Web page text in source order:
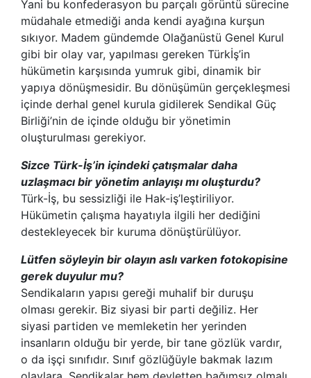
Yani bu konfederasyon bu parçalı görüntü sürecine
müdahale etmediği anda kendi ayağına kurşun
sıkıyor. Madem gündemde Olağanüstü Genel Kurul
gibi bir olay var, yapılması gereken Türkİş’in
hükümetin karşısında yumruk gibi, dinamik bir
yapıya dönüşmesidir. Bu dönüşümün gerçekleşmesi
içinde derhal genel kurula gidilerek Sendikal Güç
Birliği’nin de içinde olduğu bir yönetimin
oluşturulması gerekiyor.
Sizce Türk-İş’in içindeki çatışmalar daha
uzlaşmacı bir yönetim anlayışı mı oluşturdu?
Türk-İş, bu sessizliği ile Hak-iş’leştiriliyor.
Hükümetin çalışma hayatıyla ilgili her dediğini
destekleyecek bir kuruma dönüştürülüyor.
Lütfen söyleyin bir olayın aslı varken fotokopisine
gerek duyulur mu?
Sendikaların yapısı gereği muhalif bir duruşu
olması gerekir. Biz siyasi bir parti değiliz. Her
siyasi partiden ve memleketin her yerinden
insanların olduğu bir yerde, bir tane gözlük vardır,
o da işçi sınıfıdır. Sınıf gözlüğüyle bakmak lazım